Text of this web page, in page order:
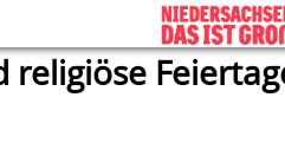
religiöse